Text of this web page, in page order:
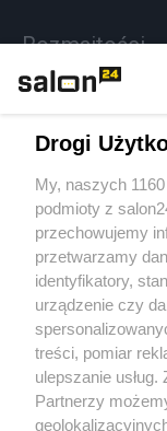
Rozmaitości
Sport
Kultura
X
Drogi
My, naszych
podmioty z
przechowujemy
przetwarzamy
identyfikatory,
urządzenie czy
treści, pomiar
ulepszanie
Partnerzy